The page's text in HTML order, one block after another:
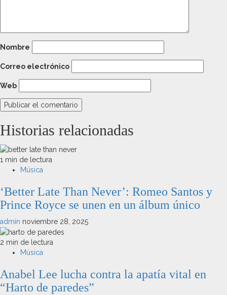
Nombre
Correo electrónico
Web
Historias relacionadas
1 min de lectura
Música
‘Better Late Than Never’: Romeo Santos y
Prince Royce se unen en un álbum único
admin noviembre 28, 2025
2 min de lectura
Música
Anabel Lee lucha contra la apatía vital en
“Harto de paredes”